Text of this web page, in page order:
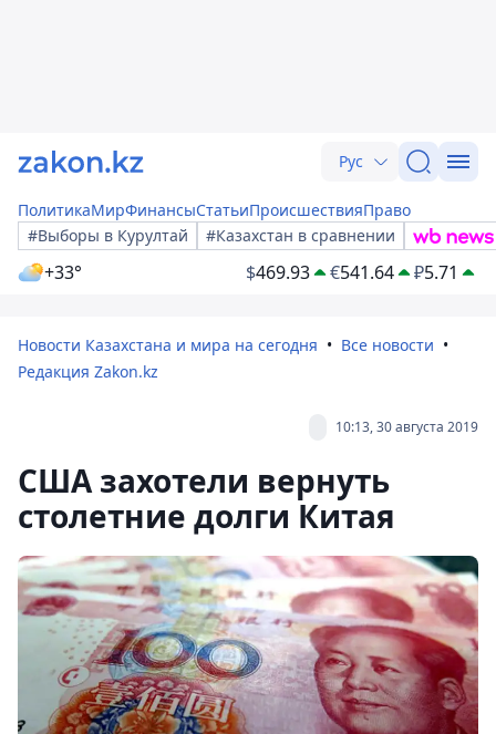
Рус
ПолитикаМирФинансыСтатьиПроисшествияПраво
#Выборы в Курултай
#Казахстан в сравнении
+33° $469.93 €541.64 ₽5.71
Новости Казахстана и мира на сегодня
Все новости
Редакция Zakon.kz
10:13, 30 августа 2019
США захотели вернуть
столетние долги Китая